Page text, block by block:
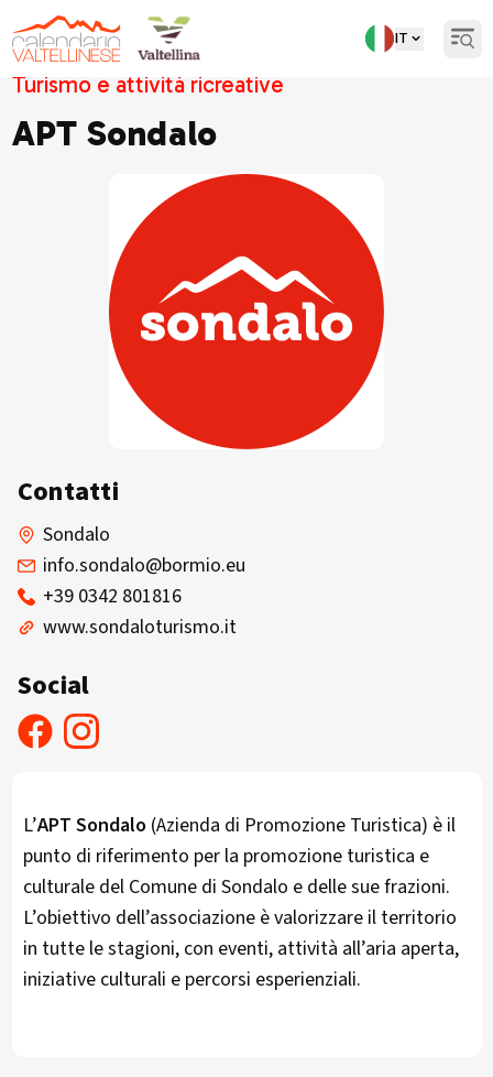
IT
Turismo e attività ricreative
APT Sondalo
Contatti
Sondalo
info.sondalo@bormio.eu
+39 0342 801816
www.sondaloturismo.it
Social
L’APT Sondalo (Azienda di Promozione Turistica) è il
punto di riferimento per la promozione turistica e
culturale del Comune di Sondalo e delle sue frazioni.
L’obiettivo dell’associazione è valorizzare il territorio
in tutte le stagioni, con eventi, attività all’aria aperta,
iniziative culturali e percorsi esperienziali.